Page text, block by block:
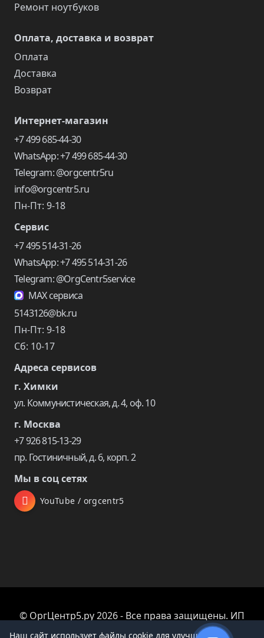
Ремонт ноутбуков
Оплата, доставка и возврат
Оплата
Доставка
Возврат
Интернет-магазин
+7 499 685-44-30
WhatsApp: +7 499 685-44-30
Telegram: @orgcentr5ru
info@orgcentr5.ru
Пн-Пт: 9-18
Сервис
+7 495 514-31-26
WhatsApp: +7 495 514-31-26
Telegram: @OrgCentr5service
MAX сервиса
5143126@bk.ru
Пн-Пт: 9-18
Сб: 10-17
Адреса сервисов
г. Химки
ул. Коммунистическая, д. 4, оф. 10
г. Москва
+7 926 815-13-29
пр. Гостиничный, д. 6, корп. 2
Мы в соц сетях
YouTube / orgcentr5
© ОргЦентр5.ру 2026 - Все права защищены. ИП
Царева Екатерина Владимировна
Наш сайт использует файлы cookie для улучшения